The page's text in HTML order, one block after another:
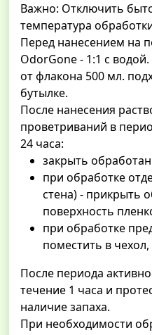
Важно: Отключить
температура
Перед нанесением на
OdorGone - 1:1 с
от флакона 500 мл.
бутылке.
После нанесения
проветриваний в
24 часа:
закрыть
при обработке
стена) - прикрыть
поверхность
при обработке
поместить в
После периода
течение 1 часа и
наличие запаха.
При необходимости